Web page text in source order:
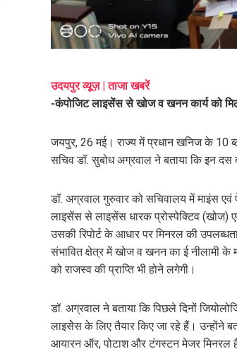
उदयपुर व्यूज़ | ताजा खबरें
-कंपोजिट लाइसेंस से खोज व खनन कार्य को
जयपुर, 26 मई। राज्य में प्रधान खनिज के 10
सचिव डॉ. सुबोध अग्रवाल ने बताया कि इन
डॉ. अग्रवाल गुरुवार को सचिवालय में माइंस एवं
लाइसेंस से लाइसेंस धारक प्रोस्पेक्टिव (खोज)
उसकी रिपोर्ट के आधार पर मिनरल की
संभावित क्षेत्र में खोज व खनन का ई नीलामी
को राजस्व की प्राप्ति भी होने लगेगी।
डॉ. अग्रवाल ने बताया कि पिछले दिनों
लाइसेेस के लिए तैयार किए जा रहे हैं। उन्होंने
आयारन ऑर, पोटाश और टंगस्टन मेजर मिनरल